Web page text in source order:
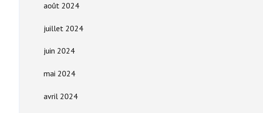
août 2024
juillet 2024
juin 2024
mai 2024
avril 2024